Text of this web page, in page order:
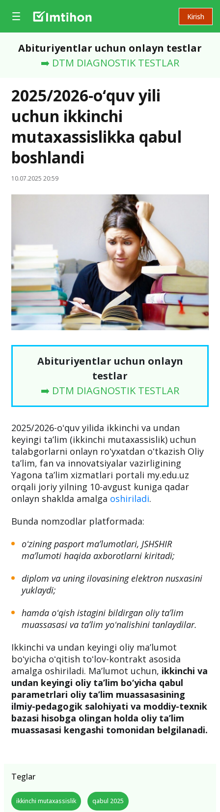
Kirish
Abituriyentlar uchun onlayn testlar
➡️ DTM DIAGNOSTIK TESTLAR
2025/2026-o‘quv yili
uchun ikkinchi
mutaxassislikka qabul
boshlandi
10.07.2025 20:59
Abituriyentlar uchun onlayn
testlar
➡️ DTM DIAGNOSTIK TESTLAR
2025/2026-oʻquv yilida ikkinchi va undan
keyingi taʼlim (ikkinchi mutaxassislik) uchun
talabgorlarni onlayn roʻyxatdan oʻtkazish Oliy
taʼlim, fan va innovatsiyalar vazirligining
Yagona taʼlim xizmatlari portali my.edu.uz
orqali joriy yilning 10-avgust kuniga qadar
onlayn shaklda amalga oshiriladi.
Bunda nomzodlar platformada:
oʻzining pasport maʼlumotlari, JSHSHIR
maʼlumoti haqida axborotlarni kiritadi;
diplom va uning ilovasining elektron nusxasini
yuklaydi;
hamda oʻqish istagini bildirgan oliy taʼlim
muassasasi va taʼlim yoʻnalishini tanlaydilar.
Ikkinchi va undan keyingi oliy maʼlumot
boʻyicha oʻqitish toʻlov-kontrakt asosida
amalga oshiriladi. Ma’lumot uchun, ikkinchi va
undan keyingi oliy ta’lim bo‘yicha qabul
parametrlari oliy ta’lim muassasasining
ilmiy-pedagogik salohiyati va moddiy-texnik
bazasi hisobga olingan holda oliy ta’lim
muassasasi kengashi tomonidan belgilanadi.
Teglar
ikkinchi mutaxassislik qabul 2025